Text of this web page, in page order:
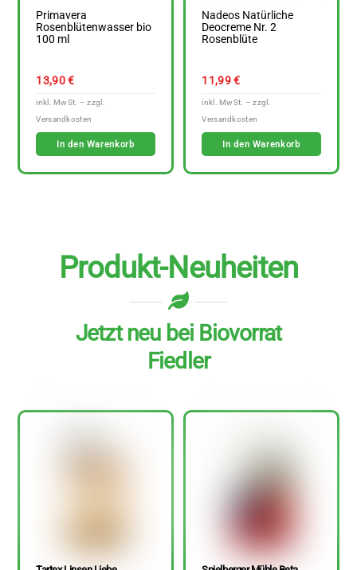
Primavera
Rosenblütenwasser bio
100 ml
13,90€
In den Warenkorb
Nadeos Natürliche
Deocreme Nr. 2
Rosenblüte
11,99€
In den Warenkorb
Produkt-Neuheiten
Jetzt neu bei Biovorrat
Fiedler